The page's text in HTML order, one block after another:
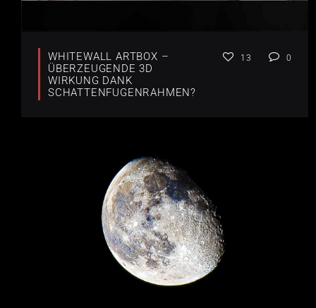
WHITEWALL ARTBOX –
ÜBERZEUGENDE 3D
WIRKUNG DANK
SCHATTENFUGENRAHMEN?
13 0